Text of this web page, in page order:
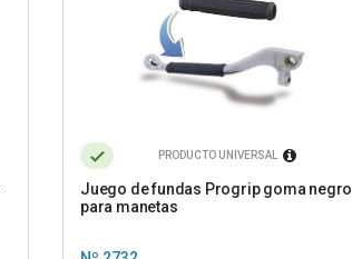
PRODUCTO UNIVERSAL
Juego de fundas Progrip goma negro
para manetas